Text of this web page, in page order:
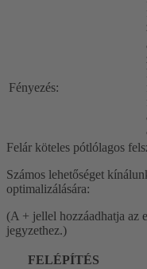
Fényezés:
Felár köteles pótlólagos
Számos lehetőséget
optimalizálására:
(A + jellel hozzáadhatja az
jegyzethez.)
FELÉPÍTÉS